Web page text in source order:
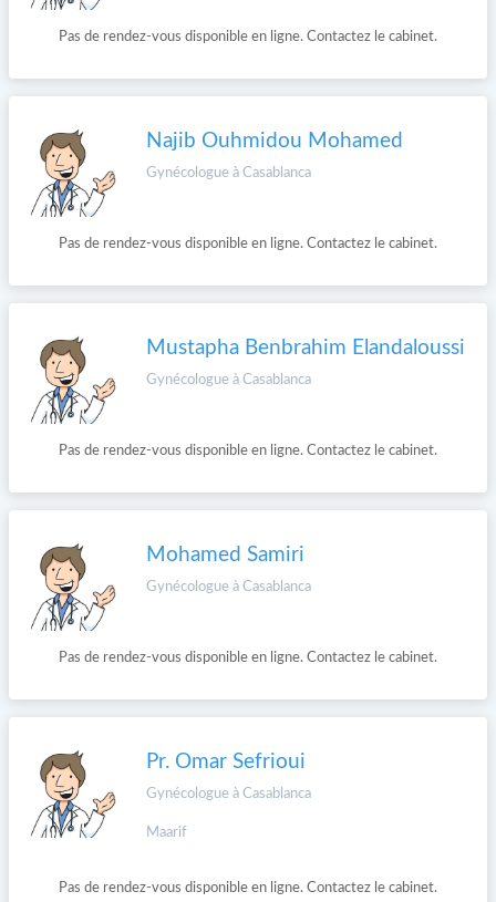
Pas de rendez-vous disponible en ligne. Contactez le cabinet.
Najib Ouhmidou Mohamed
Gynécologue à Casablanca
Pas de rendez-vous disponible en ligne. Contactez le cabinet.
Mustapha Benbrahim Elandaloussi
Gynécologue à Casablanca
Pas de rendez-vous disponible en ligne. Contactez le cabinet.
Mohamed Samiri
Gynécologue à Casablanca
Pas de rendez-vous disponible en ligne. Contactez le cabinet.
Pr. Omar Sefrioui
Gynécologue à Casablanca
Maarif
Pas de rendez-vous disponible en ligne. Contactez le cabinet.